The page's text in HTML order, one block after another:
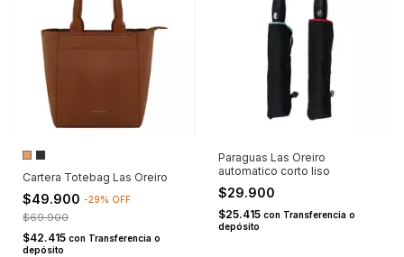
Cartera Totebag Las Oreiro
$49.900 -29% OFF
$69.900
$42.415 con Transferencia o
depósito
Paraguas Las Oreiro
automatico corto liso
$29.900
$25.415 con Transferencia o
depósito